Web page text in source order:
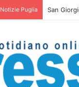
Notizie Puglia Bari